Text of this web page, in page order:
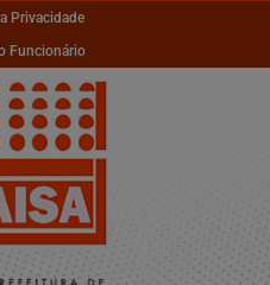
Privacidade
Funcionário